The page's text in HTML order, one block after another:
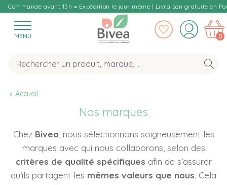
Commande avant 15h = Expédition le jour même | Livraison gratuite en
MENU 0
Accueil
Nos marques
Chez Bivea , nous sélectionnons soigneusement les
marques avec qui nous collaborons, selon des
critères de qualité spécifiques afin de s’assurer
qu’ils partagent les mêmes valeurs que nous. Cela